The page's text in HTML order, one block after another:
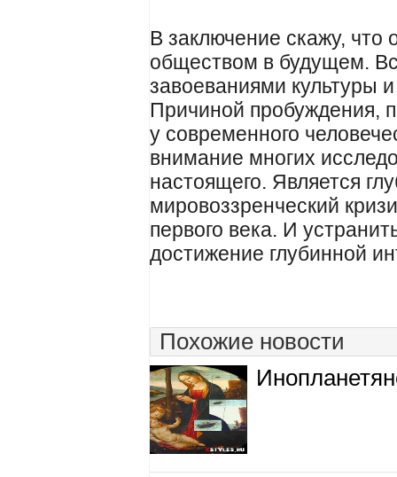
В заключение скажу, что
обществом в будущем.
завоеваниями культуры
Причиной пробуждения,
у современного
внимание многих
настоящего. Является
мировоззренческий
первого века. И
достижение глубинной
Похожие новости